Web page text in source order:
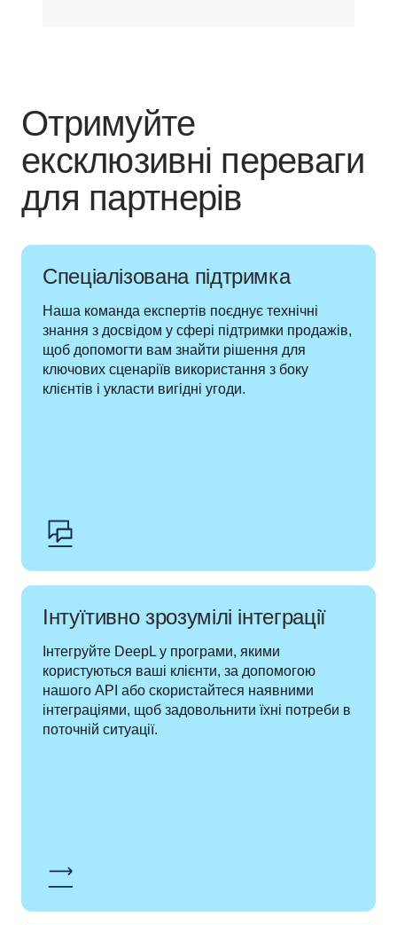
Отримуйте
ексклюзивні переваги
для партнерів
Спеціалізована підтримка
Наша команда експертів поєднує технічні
знання з досвідом у сфері підтримки продажів,
щоб допомогти вам знайти рішення для
ключових сценаріїв використання з боку
клієнтів і укласти вигідні угоди.
Інтуїтивно зрозумілі інтеграції
Інтегруйте DeepL у програми, якими
користуються ваші клієнти, за допомогою
нашого API або скористайтеся наявними
інтеграціями, щоб задовольнити їхні потреби в
поточній ситуації.